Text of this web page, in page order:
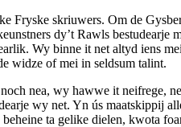
skriuwers. Om de
dy’t Rawls
Wy binne it net altyd iens
widze of mei in seldsum talint.
nea, wy hawwe it neifrege,
wy net. Yn ús maatskippij
ta gelike dielen,